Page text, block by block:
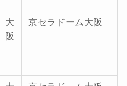
大
阪
京セラドーム大阪